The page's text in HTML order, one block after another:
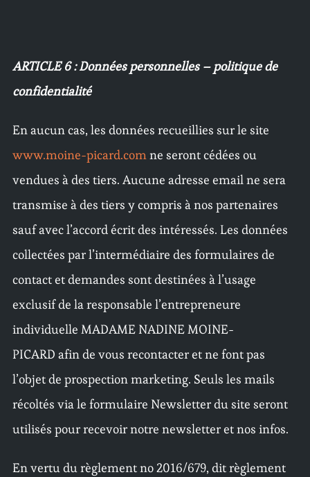
ARTICLE 6 : Données personnelles – politique de
confidentialité
En aucun cas, les données recueillies sur le site
www.moine-picard.comne seront cédées ou
vendues à des tiers. Aucune adresse email ne sera
transmise à des tiers y compris à nos partenaires
sauf avec l’accord écrit des intéressés. Les données
collectées par l’intermédiaire des formulaires de
contact et demandes sont destinées à l’usage
exclusif de la responsable l’entrepreneure
individuelle MADAME NADINE MOINE-
PICARD afin de vous recontacter et ne font pas
l’objet de prospection marketing. Seuls les mails
récoltés via le formulaire Newsletter du site seront
utilisés pour recevoir notre newsletter et nos infos.
En vertu du règlement no 2016/679, dit règlement